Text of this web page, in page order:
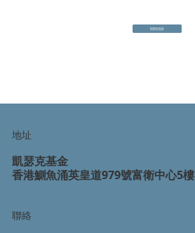
回到項目
地址
凱瑟克基金
香港鰂魚涌英皇道979號富衛中心5樓
聯絡